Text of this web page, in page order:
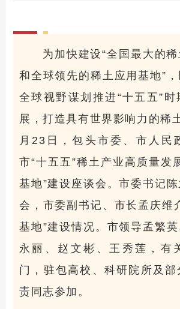
为加快建设“全国最大的
和全球领先的稀土应用基地”
全球视野谋划推进“十五五”
展，打造具有世界影响力的稀
月23日，包头市委、市人民
市“十五五”稀土产业高质量发
基地”建设座谈会。市委书记
会，市委副书记、市长孟庆维
基地”建设情况。市领导孟繁
永丽、赵文彬、王秀莲，有
门，驻包高校、科研院所及部
责同志参加。